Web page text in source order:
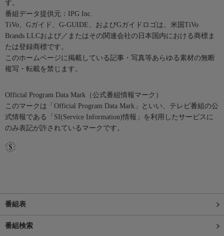
す。
番組データ提供元：IPG Inc.
TiVo、Gガイド、G-GUIDE、およびGガイドロゴは、米国TiVo
Brands LLCおよび／またはその関連会社の日本国内における商標ま
たは登録商標です。
このホームページに掲載している記事・写真等あらゆる素材の無断
複写・転載を禁じます。
Official Program Data Mark（公式番組情報マーク）
このマークは「Official Program Data Mark」といい、テレビ番組の公
式情報である「SI(Service Information)情報」を利用したサービスに
のみ表記が許されているマークです。
番組表
番組検索